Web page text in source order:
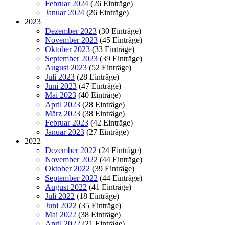
Februar 2024 (26 Einträge)
Januar 2024 (26 Einträge)
2023
Dezember 2023 (30 Einträge)
November 2023 (45 Einträge)
Oktober 2023 (33 Einträge)
September 2023 (39 Einträge)
August 2023 (52 Einträge)
Juli 2023 (28 Einträge)
Juni 2023 (47 Einträge)
Mai 2023 (40 Einträge)
April 2023 (28 Einträge)
März 2023 (38 Einträge)
Februar 2023 (42 Einträge)
Januar 2023 (27 Einträge)
2022
Dezember 2022 (24 Einträge)
November 2022 (44 Einträge)
Oktober 2022 (39 Einträge)
September 2022 (44 Einträge)
August 2022 (41 Einträge)
Juli 2022 (18 Einträge)
Juni 2022 (35 Einträge)
Mai 2022 (38 Einträge)